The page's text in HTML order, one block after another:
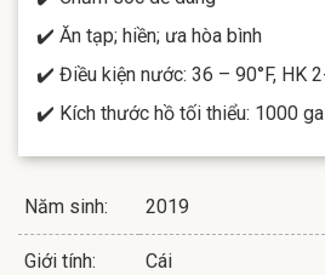
✔️ Ăn tạp; hiền; ưa hòa bình
✔️ Điều kiện nước: 36 – 90°F, HK
✔️ Kích thước hồ tối thiểu: 1000
Năm sinh: 2019
Giới tính: Cái